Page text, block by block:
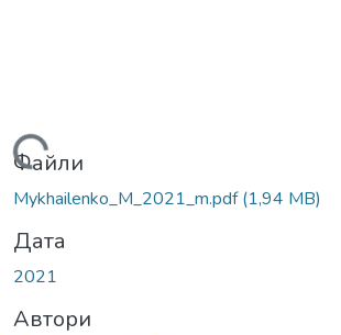
Вантажиться...
Файли
Mykhailenko_M_2021_m.pdf(1,94 MB)
Дата
2021
Автори